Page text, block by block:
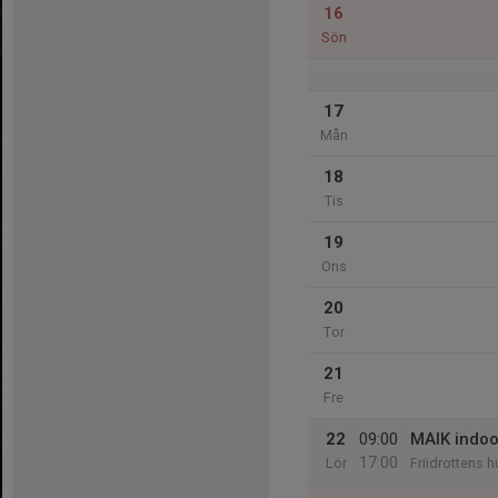
16
Sön
17
Mån
18
Tis
19
Ons
20
Tor
21
Fre
22
Lör
09:00
17:00
MAIK
Friidrottens